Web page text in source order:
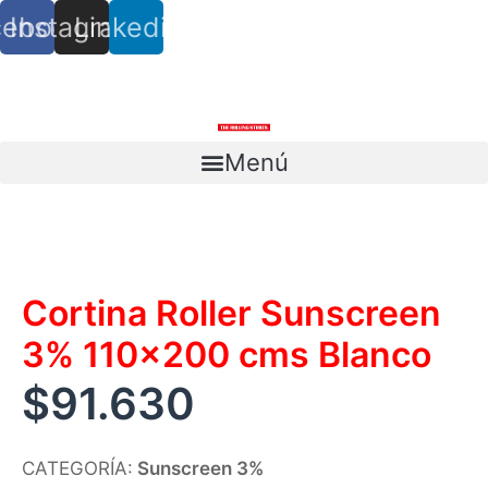
Instagram
Linkedin
Menú
Cortina Roller Sunscreen
3% 110×200 cms Blanco
$91.630
CATEGORÍA: Sunscreen 3%